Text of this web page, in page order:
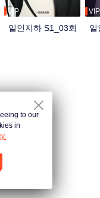
VIP
일인지하 S1_03회
VIP
일
to our
in